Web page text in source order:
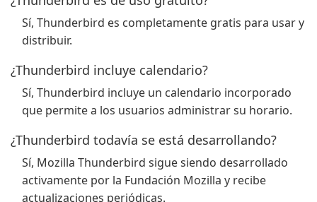
Sí, Thunderbird es completamente gratis para usar y
distribuir.
¿Thunderbird incluye calendario?
Sí, Thunderbird incluye un calendario incorporado
que permite a los usuarios administrar su horario.
¿Thunderbird todavía se está desarrollando?
Sí, Mozilla Thunderbird sigue siendo desarrollado
activamente por la Fundación Mozilla y recibe
actualizaciones periódicas.